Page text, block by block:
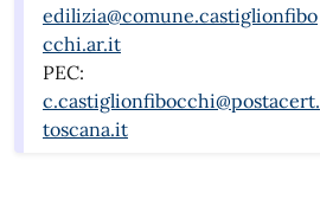
edilizia@comune.castiglionfibo
cchi.ar.it
PEC:
c.castiglionfibocchi@postacert.
toscana.it